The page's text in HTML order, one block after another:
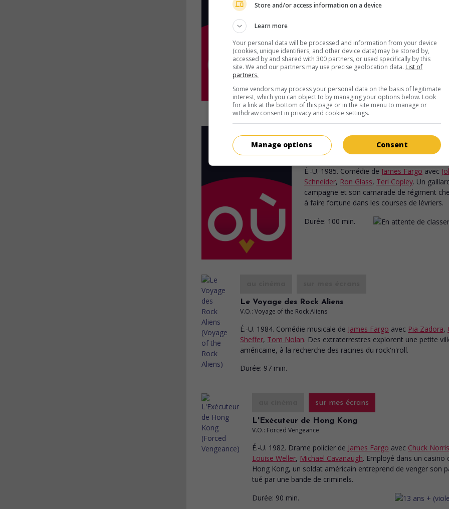
.
de course recherche une dessinatrice
été kidnappée par des malfrats de l'industrie
automobile.
au cinéma sur mes écrans
Gus Brown and Midnight Brewster
É.-U. 1985. Comédie de James Fargo avec
Schneider, Ron Glass, Teri Copley. Un
campagne et son camarade de régiment
à faire fortune dans les courses de lévriers.
Durée: 100 min.
Le Voyage des Rock Aliens
V.O.: Voyage of the Rock Aliens
É.-U. 1984. Comédie musicale de James Fargo avec Pia Zadora,
Sheffer, Tom Nolan. Des extraterrestres explorent une petite
américaine, à la recherche des racines du rock'n'roll.
Durée: 97 min.
sur mes écrans
L'Exécuteur de Hong Kong
V.O.: Forced Vengeance
É.-U. 1982. Drame policier de James Fargo avec Chuck Norris
Louise Weller, Michael Cavanaugh. Employé dans un casino
Hong Kong, un soldat américain entreprend de venger son
tué par une bande de criminels.
Durée: 90 min.
Store and/or access information on a device
Learn more
Your personal data will be processed and information from your device
(cookies, unique identifiers, and other device data) may be stored by,
accessed by and shared with 300 partners, or used specifically by this
site. We and our partners may use precise geolocation data. List of
partners.
Some vendors may process your personal data on the basis of legitimate
interest, which you can object to by managing your options below. Look
for a link at the bottom of this page or in the site menu to manage or
withdraw consent in privacy and cookie settings.
Consent
Manage options